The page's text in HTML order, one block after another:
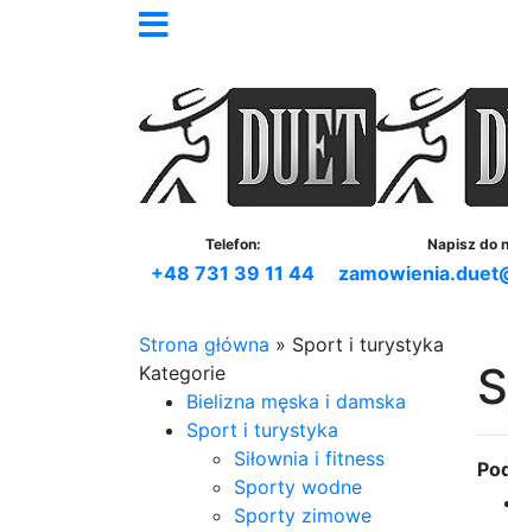
Telefon:
+48 731 39 11 44
Napisz do
Strona główna » Sport i turystyka
Kategorie
Bielizna męska i damska
Sport i turystyka
Siłownia i fitness
Sporty wodne
Sporty zimowe